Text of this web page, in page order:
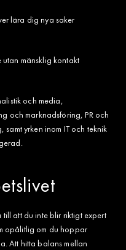
lära dig nya saker
utan mänsklig kontakt
och media,
och marknadsföring, PR och
yrken inom IT och teknik
att du inte blir riktigt expert
opålitlig om du hoppar
Att hitta balans mellan